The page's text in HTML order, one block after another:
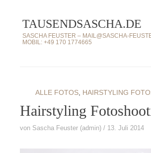
Inhalt
springen
TAUSENDSASCHA.DE
SASCHA FEUSTER – MAIL@SASCHA-
MOBIL: +49 170 1774665
ALLE FOTOS, HAIRSTYLING
Hairstyling
von Sascha Feuster (admin) 13. Juli 2014